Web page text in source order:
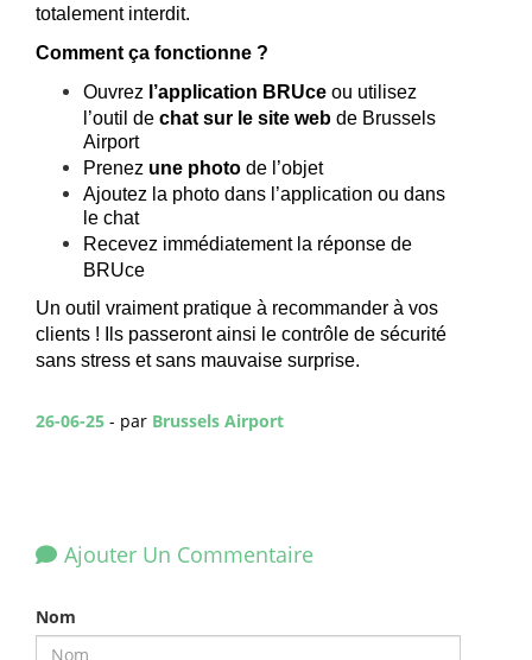
totalement interdit.
Comment ça fonctionne ?
Ouvrez l’application BRUce ou utilisez
l’outil de chat sur le site web de Brussels
Airport
Prenez une photo de l’objet
Ajoutez la photo dans l’application ou dans
le chat
Recevez immédiatementla réponse de
BRUce
Un outil vraiment pratique à recommander à vos
clients !
Ils passeront ainsi le contrôle de sécurité
sans stress et sans mauvaise surprise.
26-06-25 - par Brussels Airport
Ajouter Un Commentaire
Nom